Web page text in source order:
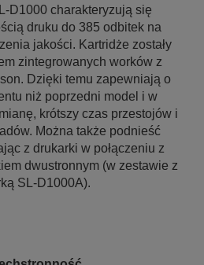
D1000 charakteryzują się
druku do 385 odbitek na
jakości. Kartridże zostały
zintegrowanych worków z
Dzięki temu zapewniają o
niż poprzedni model i w
krótszy czas przestojów i
Można także podnieść
z drukarki w połączeniu z
dwustronnym (w zestawie z
SL-D1000A).